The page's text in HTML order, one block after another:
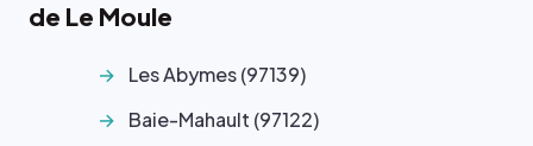
de Le Moule
Les Abymes (97139)
Baie-Mahault (97122)